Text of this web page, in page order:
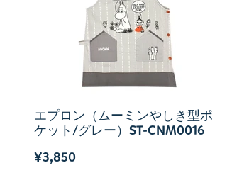
エプロン（ムーミンやしき型ポ
ケット/グレー）ST-CNM0016
¥3,850